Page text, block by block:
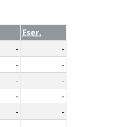
Eser.
-
-
-
-
-
-
-
-
-
-